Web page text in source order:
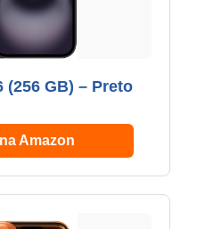
(256 GB) – Preto
Amazon